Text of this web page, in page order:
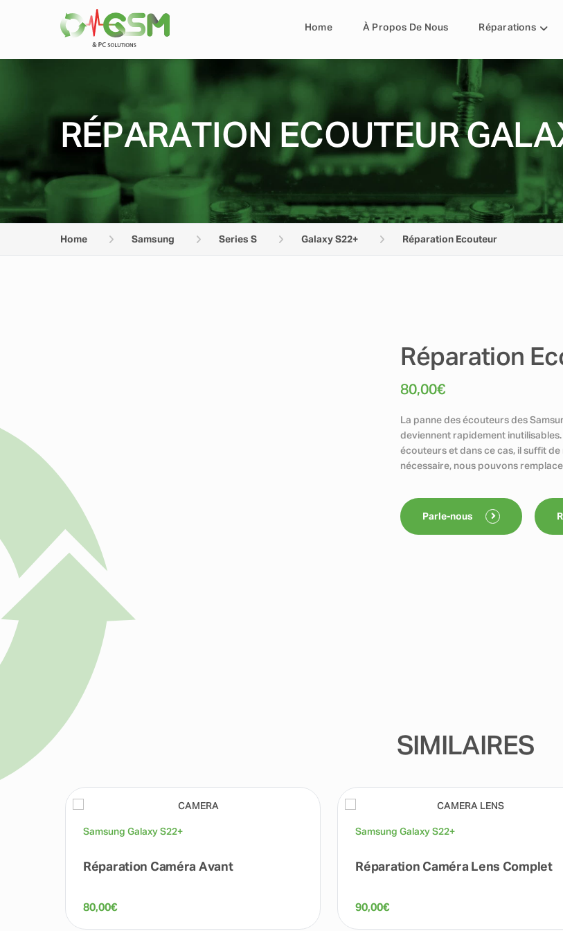
Home À Propos De Nous Réparations
RÉPARATION ECOUTEUR
Home Samsung Series S Galaxy S22+ Réparation Ecouteur
Réparation
80,00€
La panne des écouteurs des
deviennent rapidement
écouteurs et dans ce cas, il suffit
nécessaire, nous pouvons
Parle-nous
SIMILAIRES
Samsung Galaxy S22+
Réparation Caméra Avant
80,00€
Samsung Galaxy S22+
Réparation Caméra Lens Complet
90,00€